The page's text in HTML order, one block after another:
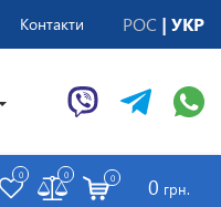
Контакти РОС УКР
0 0 0 0 грн.